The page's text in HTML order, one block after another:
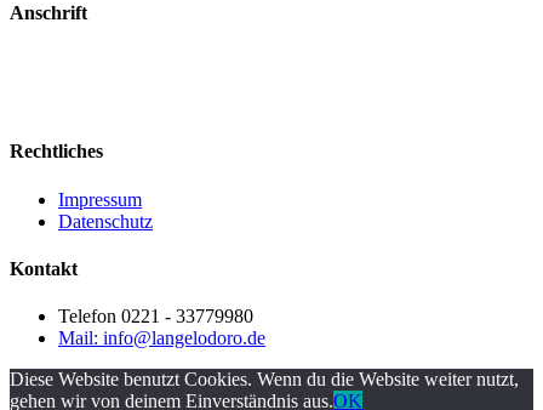
Anschrift
Rechtliches
Impressum
Datenschutz
Kontakt
Telefon 0221 - 33779980
Mail: info@langelodoro.de
Diese Website benutzt Cookies. Wenn du die Website weiter nutzt,
gehen wir von deinem Einverständnis aus.OK